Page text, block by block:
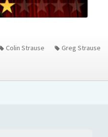
Colin Strause Greg Strause